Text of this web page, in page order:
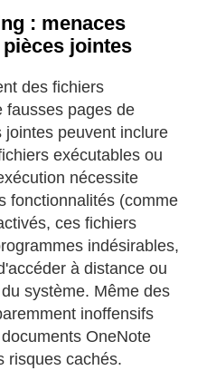
: menaces
jointes
des fichiers
fausses pages de
peuvent inclure
exécutables ou
nécessite
fonctionnalités (comme
ces fichiers
indésirables,
à distance ou
système. Même des
inoffensifs
OneNote
risques cachés.